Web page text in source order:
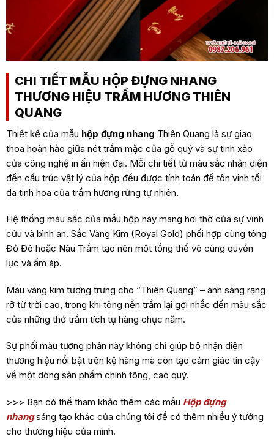
CHI TIẾT MẪU HỘP ĐỰNG NHANG
THƯƠNG HIỆU TRẦM HƯƠNG THIÊN
QUANG
Thiết kế của mẫu hộp đựng nhang Thiên Quang là sự giao
thoa hoàn hảo giữa nét trầm mặc của gỗ quý và sự tinh xảo
của công nghệ in ấn hiện đại. Mỗi chi tiết từ màu sắc nhận diện
đến cấu trúc vật lý của hộp đều được tính toán để tôn vinh tối
đa tinh hoa của trầm hương rừng tự nhiên.
Hệ thống màu sắc của mẫu hộp này mang hơi thở của sự vĩnh
cửu và bình an. Sắc Vàng Kim (Royal Gold) phối hợp cùng tông
Đỏ Đô hoặc Nâu Trầm tạo nên một tổng thể vô cùng quyền
lực và ấm áp.
Màu vàng kim tượng trưng cho “Thiên Quang” – ánh sáng rạng
rỡ từ trời cao, trong khi tông nền trầm lại gợi nhắc đến màu sắc
của những thớ trầm tích tụ hàng chục năm.
Sự phối màu tương phản này không chỉ giúp bộ nhận diện
thương hiệu nổi bật trên kệ hàng mà còn tạo cảm giác tin cậy
về một dòng sản phẩm chính tông, cao quý.
>>> Bạn có thể tham khảo thêm các mẫu Hộp đựng
nhangsáng tạo khác của chúng tôi để có thêm nhiều ý tưởng
cho thương hiệu của mình.